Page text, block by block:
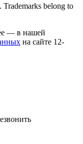
belong to
— в нашей
на сайте 12-